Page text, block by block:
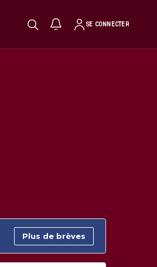
SE CONNECTER
Plus de brèves